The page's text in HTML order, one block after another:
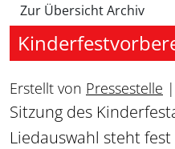
Zur Übersicht Archiv
Erstellt von Pressestelle |
Sitzung des
Liedauswahl steht